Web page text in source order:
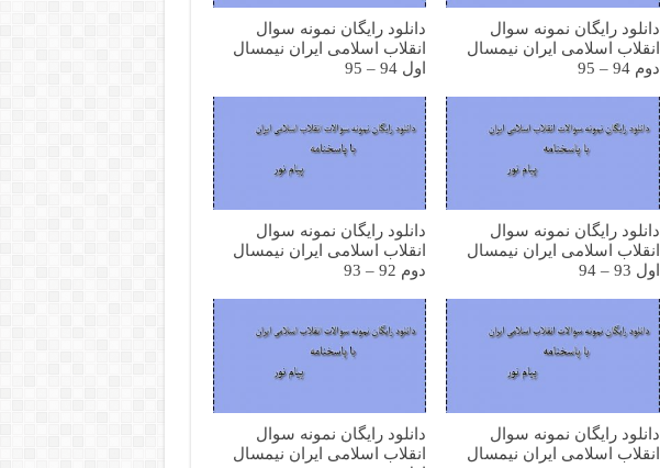
دانلود رایگان نمونه سوال
انقلاب اسلامی ایران نیمسال
دوم 94 – 95
دانلود رایگان نمونه سوال
انقلاب اسلامی ایران نیمسال
اول 94 – 95
دانلود رایگان نمونه سوال
انقلاب اسلامی ایران نیمسال
اول 93 – 94
دانلود رایگان نمونه سوال
انقلاب اسلامی ایران نیمسال
دوم 92 – 93
دانلود رایگان نمونه سوال
انقلاب اسلامی ایران نیمسال
دانلود رایگان نمونه سوال
انقلاب اسلامی ایران نیمسال